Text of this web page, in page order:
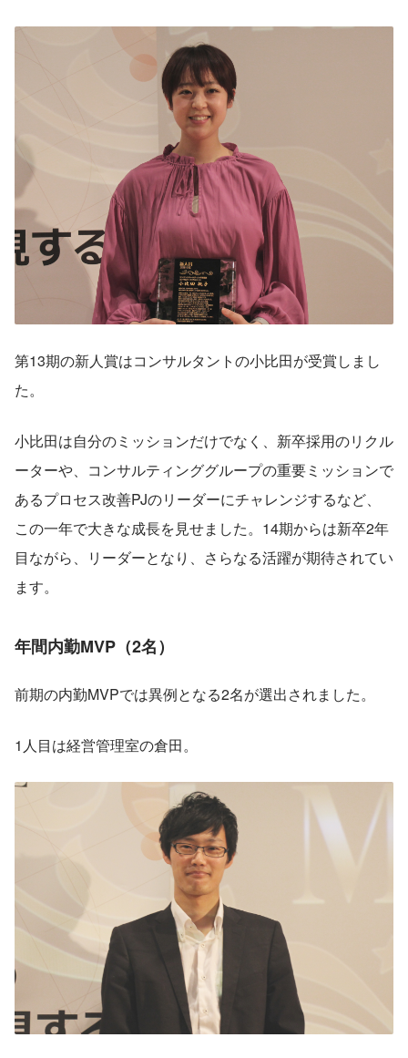
第13期の新人賞はコンサルタントの小比田が受賞しまし
た。
小比田は自分のミッションだけでなく、新卒採用のリクル
ーターや、コンサルティンググループの重要ミッションで
あるプロセス改善PJのリーダーにチャレンジするなど、
この一年で大きな成長を見せました。14期からは新卒2年
目ながら、リーダーとなり、さらなる活躍が期待されてい
ます。
年間内勤MVP（2名）
前期の内勤MVPでは異例となる2名が選出されました。
1人目は経営管理室の倉田。